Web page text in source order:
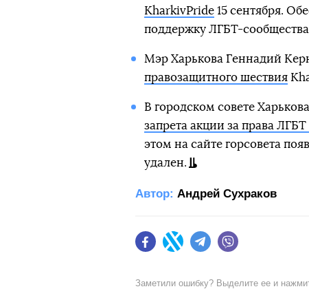
KharkivPride15 сентября.
поддержку ЛГБТ-
Мэр Харькова Геннадий
правозащитного шествия
В городском совете
запрета акции за права
этом на сайте горсовета
удален.
Автор: Андрей Сухраков
FacebookTwitter Telegram
Заметили ошибку? Выделите ее и